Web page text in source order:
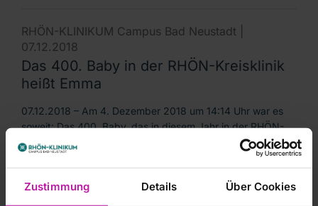
Zustimmung Details Über Cookies
RHÖN-KLINIKUM Campus Bad Neustadt |
07.12.2018
Das 400. Baby in der RHÖN-Kreisklinik
heißt Emma
07.12.2018 – Am 4. Dezember 2018 um 14:14 Uhr war es
soweit: Das 400. Baby, das in diesem Jahr in der RHÖN-
Kreisklinik in Bad Neustadt geboren wurde, erblickte das
Licht der Welt. Emma Hoch heißt das große Glück. Bei